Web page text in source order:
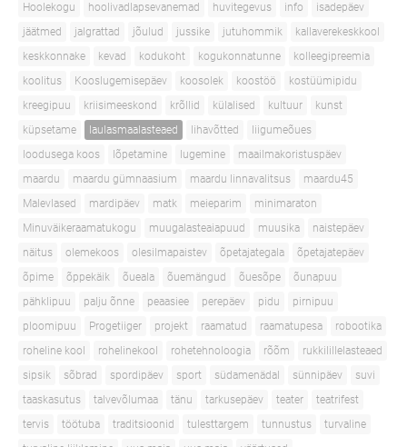
Hoolekogu
hoolivadlapsevanemad huvitegevus info
isadepäev
jäätmed
jalgrattad jõulud jussike jutuhommik
kallaverekeskkool
keskkonnake
kevad kodukoht kogukonnatunne
kolleegipreemia
koolitus
Kooslugemisepäev koosolek koostöö
kostüümipidu
kreegipuu
kriisimeeskond krõllid külalised kultuur
kunst
küpsetame
laulasmaalasteaed lihavõtted
liigumeõues
loodusega koos
lõpetamine lugemine
maailmakoristuspäev
maardu
maardu gümnaasium maardu linnavalitsus
maardu45
Malevlased
mardipäev matk meieparim
minimaraton
Minuväikeraamatukogu
muugalasteaiapuud muusika
naistepäev
näitus
olemekoos olesilmapaistev õpetajategala
õpetajatepäev
õpime
õppekäik õueala õuemängud õuesõpe
õunapuu
pähklipuu
palju õnne peaasiee perepäev pidu
pirnipuu
ploomipuu
Progetiiger projekt raamatud raamatupesa
robootika
roheline kool
rohelinekool rohetehnoloogia rõõm
rukkilillelasteaed
sipsik
sõbrad spordipäev sport südamenädal sünnipäev
suvi
taaskasutus
talvevõlumaa tänu tarkusepäev teater
teatrifest
tervis
töötuba traditsioonid tulesttargem tunnustus
turvaline